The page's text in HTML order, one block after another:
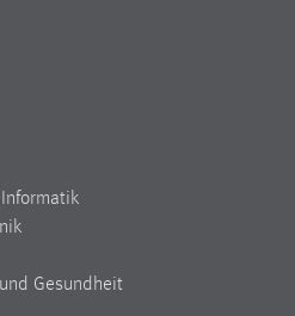
Gesundheit
uns zu verstehen, wie
_pk_ses